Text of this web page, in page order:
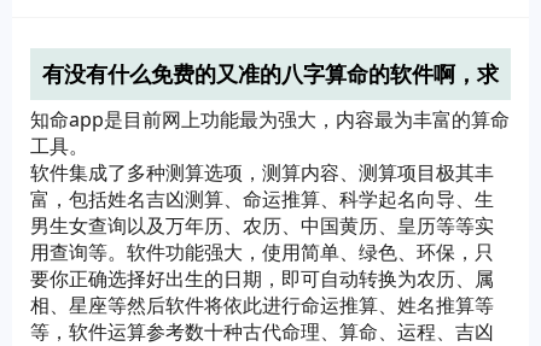
有没有什么免费的又准的八字算命的软件啊，求
推荐
知命app是目前网上功能最为强大，内容最为丰富的算命
工具。
软件集成了多种测算选项，测算内容、测算项目极其丰
富，包括姓名吉凶测算、命运推算、科学起名向导、生
男生女查询以及万年历、农历、中国黄历、皇历等等实
用查询等。软件功能强大，使用简单、绿色、环保，只
要你正确选择好出生的日期，即可自动转换为农历、属
相、星座等然后软件将依此进行命运推算、姓名推算等
等，软件运算参考数十种古代命理、算命、运程、吉凶